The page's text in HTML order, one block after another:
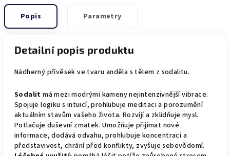
Popis Parametry
Detailní popis produktu
Nádherný přívěsek ve tvaru anděla s tělem z sodalitu.
Sodalit má mezi modrými kameny nejintenzivnější vibrace.
Spojuje logiku s intuicí, prohlubuje meditaci a porozumění
aktuálním stavům vašeho života. Rozvíjí a zklidňuje mysl.
Potlačuje duševní zmatek. Umožňuje přijímat nové
informace, dodává odvahu, prohlubuje koncentraci a
představivost, chrání před konflikty, zvyšuje sebevědomí.